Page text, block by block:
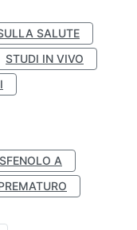
SALUTE
STUDI IN VIVO
A